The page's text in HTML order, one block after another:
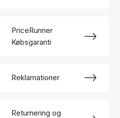
PriceRunner
Købsgaranti
Reklamationer
Returnering og